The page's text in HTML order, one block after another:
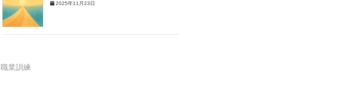
2025年11月23日
職業訓練